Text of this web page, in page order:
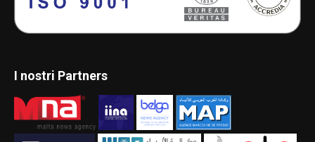
I nostri Partners